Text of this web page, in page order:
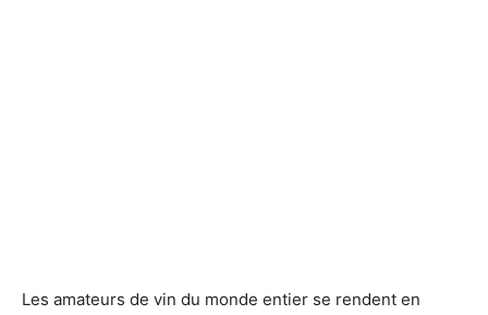
Les amateurs de vin du monde entier se rendent en